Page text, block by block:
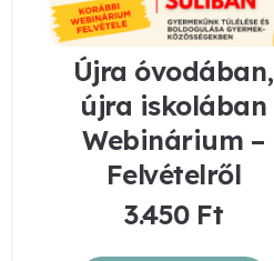
Újra óvodában,
újra iskolában
Webinárium –
Felvételről
3.450 Ft